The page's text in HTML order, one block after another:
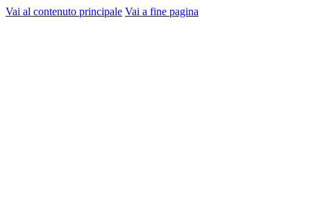
Vai al contenuto principale Vai a fine pagina